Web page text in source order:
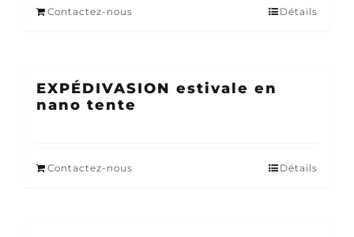
Contactez-nous Détails
EXPÉDIVASION estivale en
nano tente
Contactez-nous Détails